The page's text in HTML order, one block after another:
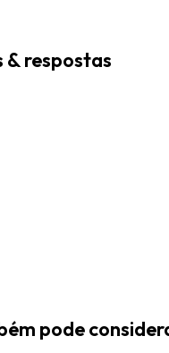
& respostas
pode